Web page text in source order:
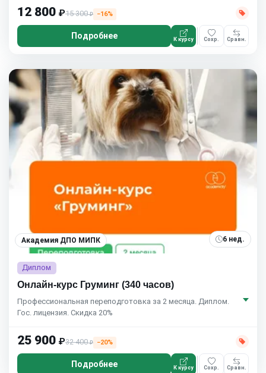
12 800 ₽15 300₽ −16%
Подробнее К курсу Сохр. Сравн.
Академия ДПО МИПК 6 нед.
Диплом
Онлайн-курс Груминг (340 часов)
Профессиональная переподготовка за 2 месяца. Диплом.
Гос. лицензия. Скидка 20%
25 900 ₽32 400₽ −20%
Подробнее К курсу Сохр. Сравн.